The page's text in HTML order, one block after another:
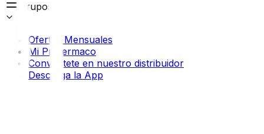
Grupos
Ofertas Mensuales
Mi Profermaco
Conviértete en nuestro distribuidor
Descarga la App